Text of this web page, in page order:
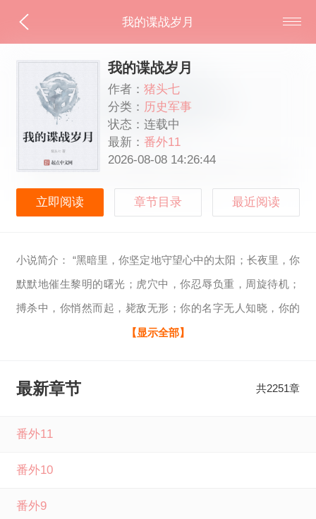
我的谍战岁月
我的谍战岁月
作者：猪头七
分类： 历史军事
状态：连载中
最新： 番外11
2026-08-08 14:26:44
立即阅读 章节目录 最近阅读
小说简介： “黑暗里，你坚定地守望心中的太阳；长夜里，你
默默地催生黎明的曙光；虎穴中，你忍辱负重，周旋待机；
搏杀中，你悄然而起，毙敌无形；你的名字无人知晓，你的
功勋永垂不朽……”‘火苗’，一个令敌人恨之入骨、欲挖地三
故事从1936年的初春开始……“他们说热的心会把冰雪融消，
一代的苦难、为了家园、亲人不再蒙难，他们选择战斗、勇
在、国泰民安’……” 各位书友要是觉得《我的谍战岁月》还不
错的话请不要忘记向您QQ群和微博里的朋友推荐哦！ 我的
【显示全部】
最新章节 共2251章
番外11
番外10
番外9